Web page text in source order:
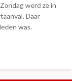
werd ze in
Daar
was.